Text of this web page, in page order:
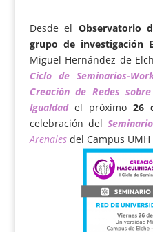
Desde el Observatorio
grupo de investigación
Miguel Hernández de
Ciclo de Seminarios-
Creación de Redes
Igualdadel próximo 26
celebración del
Arenalesdel Campus UMH